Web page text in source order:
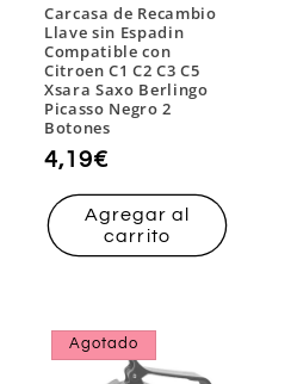
Carcasa de Recambio
Llave sin Espadin
Compatible con
Citroen C1 C2 C3 C5
Xsara Saxo Berlingo
Picasso Negro 2
Botones
Precio
habitual
4,19€
Agregar al
carrito
Agotado